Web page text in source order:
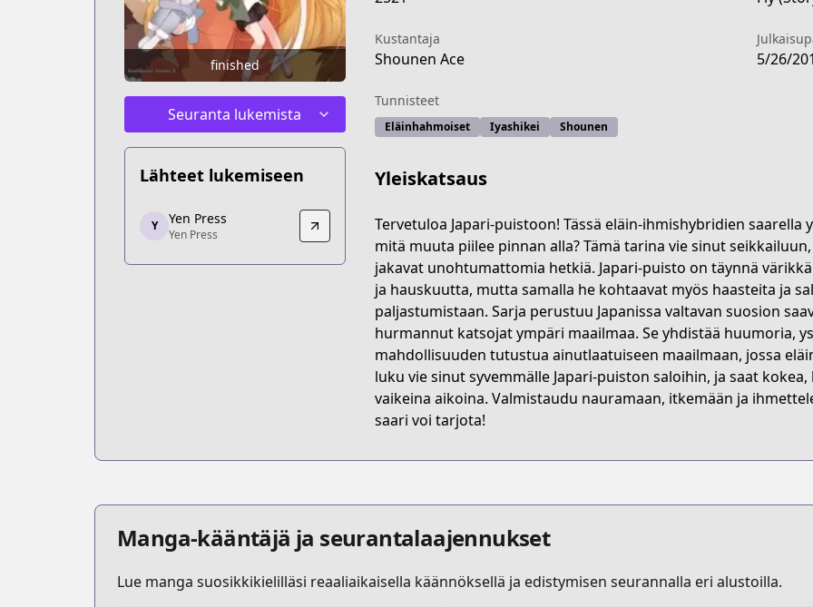
finished
Seuranta lukemista
Lähteet lukemiseen
Yen Press
Yen Press
https://yenpress.com/series/kemono-friends
Y Yen Press
Yen Press
Kustantaja
Shounen Ace 5/26/
Tunnisteet
Eläinhahmoiset Iyashikei Shounen
Yleiskatsaus
Tervetuloa Japari-puistoon! Tässä eläin-ihmishybridien
mitä muuta piilee pinnan alla? Tämä tarina vie sinut
jakavat unohtumattomia hetkiä. Japari-puisto on täynnä
ja hauskuutta, mutta samalla he kohtaavat myös haasteita ja
paljastumistaan. Sarja perustuu Japanissa valtavan suosion
hurmannut katsojat ympäri maailmaa. Se yhdistää huumoria,
mahdollisuuden tutustua ainutlaatuiseen maailmaan, jossa
luku vie sinut syvemmälle Japari-puiston saloihin, ja saat
vaikeina aikoina. Valmistaudu nauramaan, itkemään ja
saari voi tarjota!
Manga-kääntäjä ja seurantalaajennukset
Lue manga suosikkikielilläsi reaaliaikaisella käännöksellä ja edistymisen seurannalla eri alustoilla.